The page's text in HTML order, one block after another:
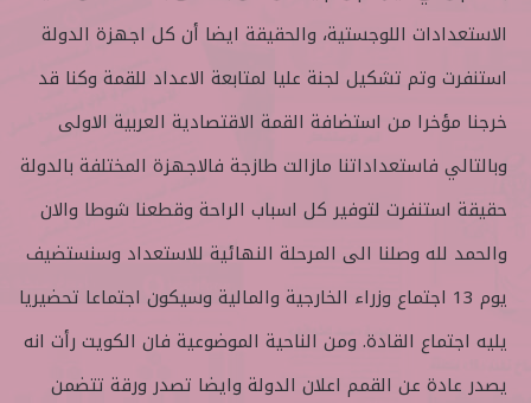
الاستعدادات اللوجستية، والحقيقة ايضا أن كل اجهزة الدولة
استنفرت وتم تشكيل لجنة عليا لمتابعة الاعداد للقمة وكنا قد
خرجنا مؤخرا من استضافة القمة الاقتصادية العربية الاولى
وبالتالي فاستعداداتنا مازالت طازجة فالاجهزة المختلفة بالدولة
حقيقة استنفرت لتوفير كل اسباب الراحة وقطعنا شوطا والان
والحمد لله وصلنا الى المرحلة النهائية للاستعداد وسنستضيف
يوم 13 اجتماع وزراء الخارجية والمالية وسيكون اجتماعا تحضيريا
يليه اجتماع القادة. ومن الناحية الموضوعية فان الكويت رأت انه
يصدر عادة عن القمم اعلان الدولة وايضا تصدر ورقة تتضمن